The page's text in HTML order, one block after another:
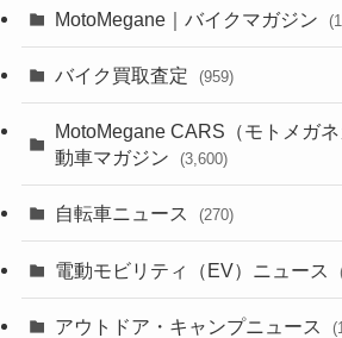
MotoMegane｜バイクマガジン
(44)
(637)
(118)
(60)
(252)
(38) (249)
(306)
(6,953)
(2,473)
(1,226)
バイク買取査定 (959)
MotoMegane CARS（モトメガ
動車マガジン
(3,600)
(185)
自転車ニュース (270)
(54)
(211)
電動モビリティ（EV）ニュース
(132)
アウトドア・キャンプニュース